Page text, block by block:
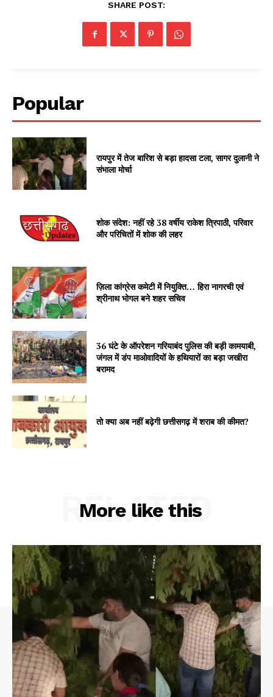
SHARE POST:
Popular
रायपुर में तेज बारिश से बड़ा हादसा टला, सागर दुलानी ने
संभाला मोर्चा
शोक संदेश: नहीं रहे 38 वर्षीय राकेश त्रिपाठी, परिवार
और परिचितों में शोक की लहर
ज़िला कांग्रेस कमेटी में नियुक्ति… हिरा नागरची एवं
श्रीनाथ भोगल बने शहर सचिव
36 घंटे के ऑपरेशन गरियाबंद पुलिस की बड़ी कामयाबी,
जंगल में डंप माओवादियों के हथियारों का बड़ा जखीरा
बरामद
तो क्या अब नहीं बढ़ेगी छत्तीसगढ़ में शराब की कीमत?
More like this
RELATED